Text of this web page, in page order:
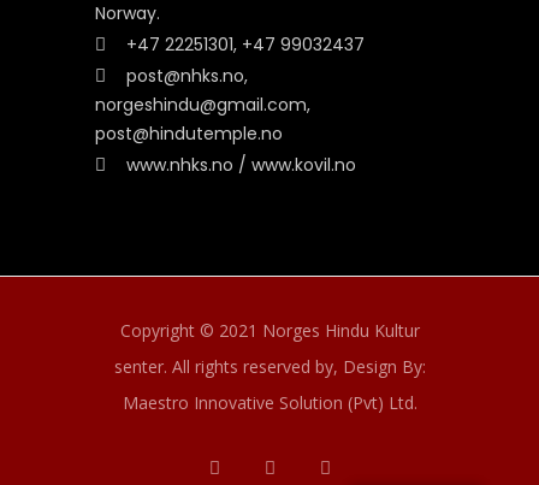
Norway.
+47 22251301, +47 99032437
post@nhks.no,
norgeshindu@gmail.com,
post@hindutemple.no
www.nhks.no / www.kovil.no
Copyright © 2021 Norges Hindu Kultur
senter. All rights reserved by, Design By:
Maestro Innovative Solution (Pvt) Ltd.